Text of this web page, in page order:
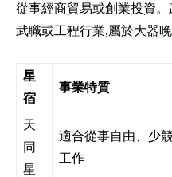
從事經商貿易或創業投資
武職或工程行業,屬於大器晚
星
宿
事業特質
天
同
星
適合從事自由、少
工作